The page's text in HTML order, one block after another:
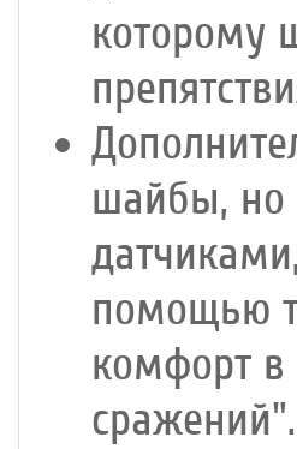
которому
шайбы, но
помощью
комфорт в
сражений".